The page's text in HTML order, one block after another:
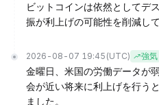
ビットコインは依然としてデ
振が利上げの可能性を削減して
2026-08-07 19:45 (UTC) 強気
金曜日、米国の労働データが
会が近い将来に利上げを行う
ました。